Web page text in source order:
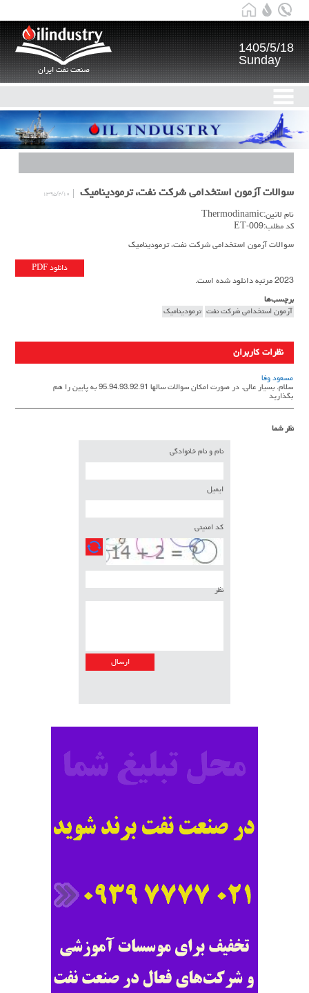
صنعت نفت ایران
1405/5/18
Sunday
سوالات آزمون استخدامی شرکت نفت، ترمودینامیک ۱۳۹۵/۲/۱۰
نام لاتین:Thermodinamic
کد مطلب:ET-009
سوالات آزمون استخدامی شرکت نفت، ترمودینامیک
دانلود PDF
2023 مرتبه دانلود شده است.
برچسب‌ها
آزمون استخدامی شرکت نفت ترمودینامیک
نظرات کاربران
مسعود وفا
سلام. بسیار عالی. در صورت امکان سوالات سالها 95.94.93.92.91 به پایین را هم
بگذارید
نظر شما
نام و نام خانوادگی
ایمیل
کد امنیتی
نظر